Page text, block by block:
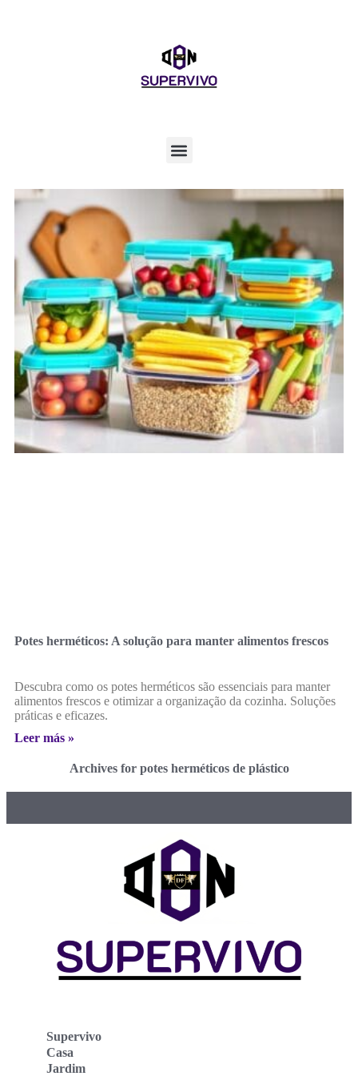
Potes herméticos: A solução para manter alimentos frescos
Descubra como os potes herméticos são essenciais para manter
alimentos frescos e otimizar a organização da cozinha. Soluções
práticas e eficazes.
Leer más »
Archives for potes herméticos de plástico
Supervivo
Casa
Jardim